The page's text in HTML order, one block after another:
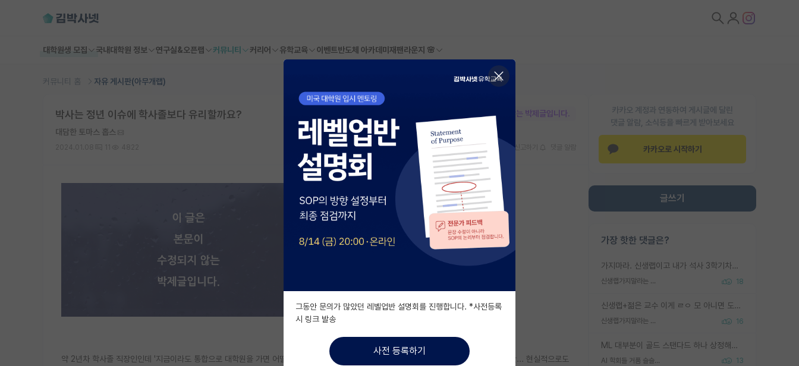
대학원생 모집 국내대학원 정보 연구실&오픈랩 커뮤니티 커리어 유학교육 이벤트반도체 아카데미 재팬라운지 🌸
커뮤니티 홈 자유 게시판(아무개랩)
카카오 계정과 연동하여 게시글에 달린
댓글 알람, 소식등을 빠르게 받아보세요
카카오로 시작하기
글쓰기
가장 핫한 댓글은?
가지마라. 신생랩이고 내가 석사 3학기차인데 최고참인데 나도 아무것도 모르는데 교수가 후배들 왜 논문 교육 안시키냐. 논문 왜 안 써오냐 닦달한다
신생랩가지말라는 이유가 있었구나 18
신생랩+젊은 교수 이게 ㄹㅇ 모 아니면 도인듯.
신생랩가지말라는 이유가 있었구나 16
ML 대부분이 골드 스탠다드 하나 상정해놓고 (벤치마크 데이터셋이 여러 개면 여러 개 상정) 그거 얼마나 잘 맞추나 싸움임 가끔 번뜩이는 설계 철학을 보여주는 논문들도 있지만 대부분 그거 성적 얼마나 더 올리느라에 혈안이 되어 있는 측면이 잇음
AI 학회들 거품 슬슬 지적이 나오네요 13
본문이 수정되지 않는 박제글입니다.
박사는 정년 이슈에 학사졸보다 유리할까요?
대담한 토마스 홉스
스크랩 신고하기
약 2년차 학사졸 직장인인데 '지금이라도 통합으로 대학원을 가면 어떨까?'라는 고민을 많이 하고 있습니다. 공부를 하고싶은 점도 분명 있지만... 현실적으로도
그동안 문의가 많았던 레벨업반 설명회를 진행합니다. *사전등록
시 링크 발송
사전 등록하기